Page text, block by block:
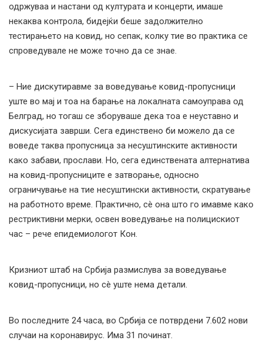
одржуваа и настани од културата и концерти, имаше
некаква контрола, бидејќи беше задолжително
тестирањето на ковид, но сепак, колку тие во практика се
спроведувале не може точно да се знае.
– Ние дискутиравме за воведување ковид-пропусници
уште во мај и тоа на барање на локалната самоуправа од
Белград, но тогаш се зборуваше дека тоа е неуставно и
дискусијата заврши. Сега единствено би можело да се
воведе таква пропусница за несуштинските активности
како забави, прослави. Но, сега единствената алтернатива
на ковид-пропусниците е затворање, односно
ограничување на тие несуштински активности, скратување
на работното време. Практично, сè она што го имавме како
рестриктивни мерки, освен воведување на полицискиот
час – рече епидемиологот Кон.
Кризниот штаб на Србија размислува за воведување
ковид-пропусници, но сè уште нема детали.
Во последните 24 часа, во Србија се потврдени 7.602 нови
случаи на коронавирус. Има 31 починат.